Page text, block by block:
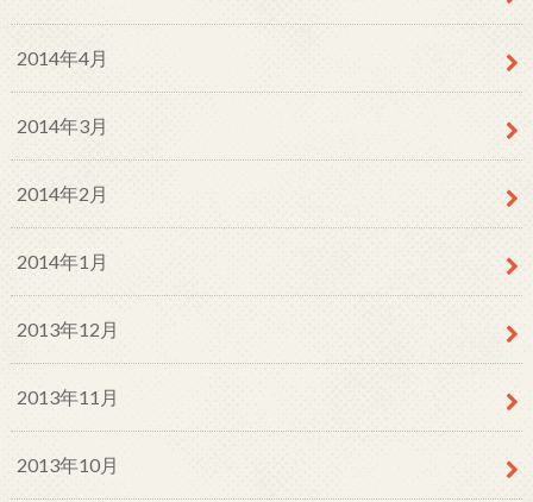
2014年4月
2014年3月
2014年2月
2014年1月
2013年12月
2013年11月
2013年10月